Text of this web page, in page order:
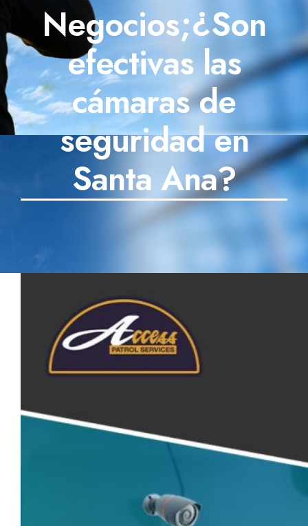
GUARDIAS UNIFORMADOS
SECTORES
TECNOLOGÍA
CONTÁCTANOS
Negocios;¿Son
efectivas las
cámaras de
seguridad en
Santa Ana?